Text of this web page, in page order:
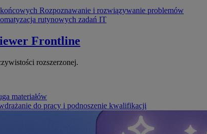
Rozpoznawanie i rozwiązywanie problemów
rutynowych zadań IT
Frontline
rozszerzonej.
materiałów
do pracy i podnoszenie kwalifikacji